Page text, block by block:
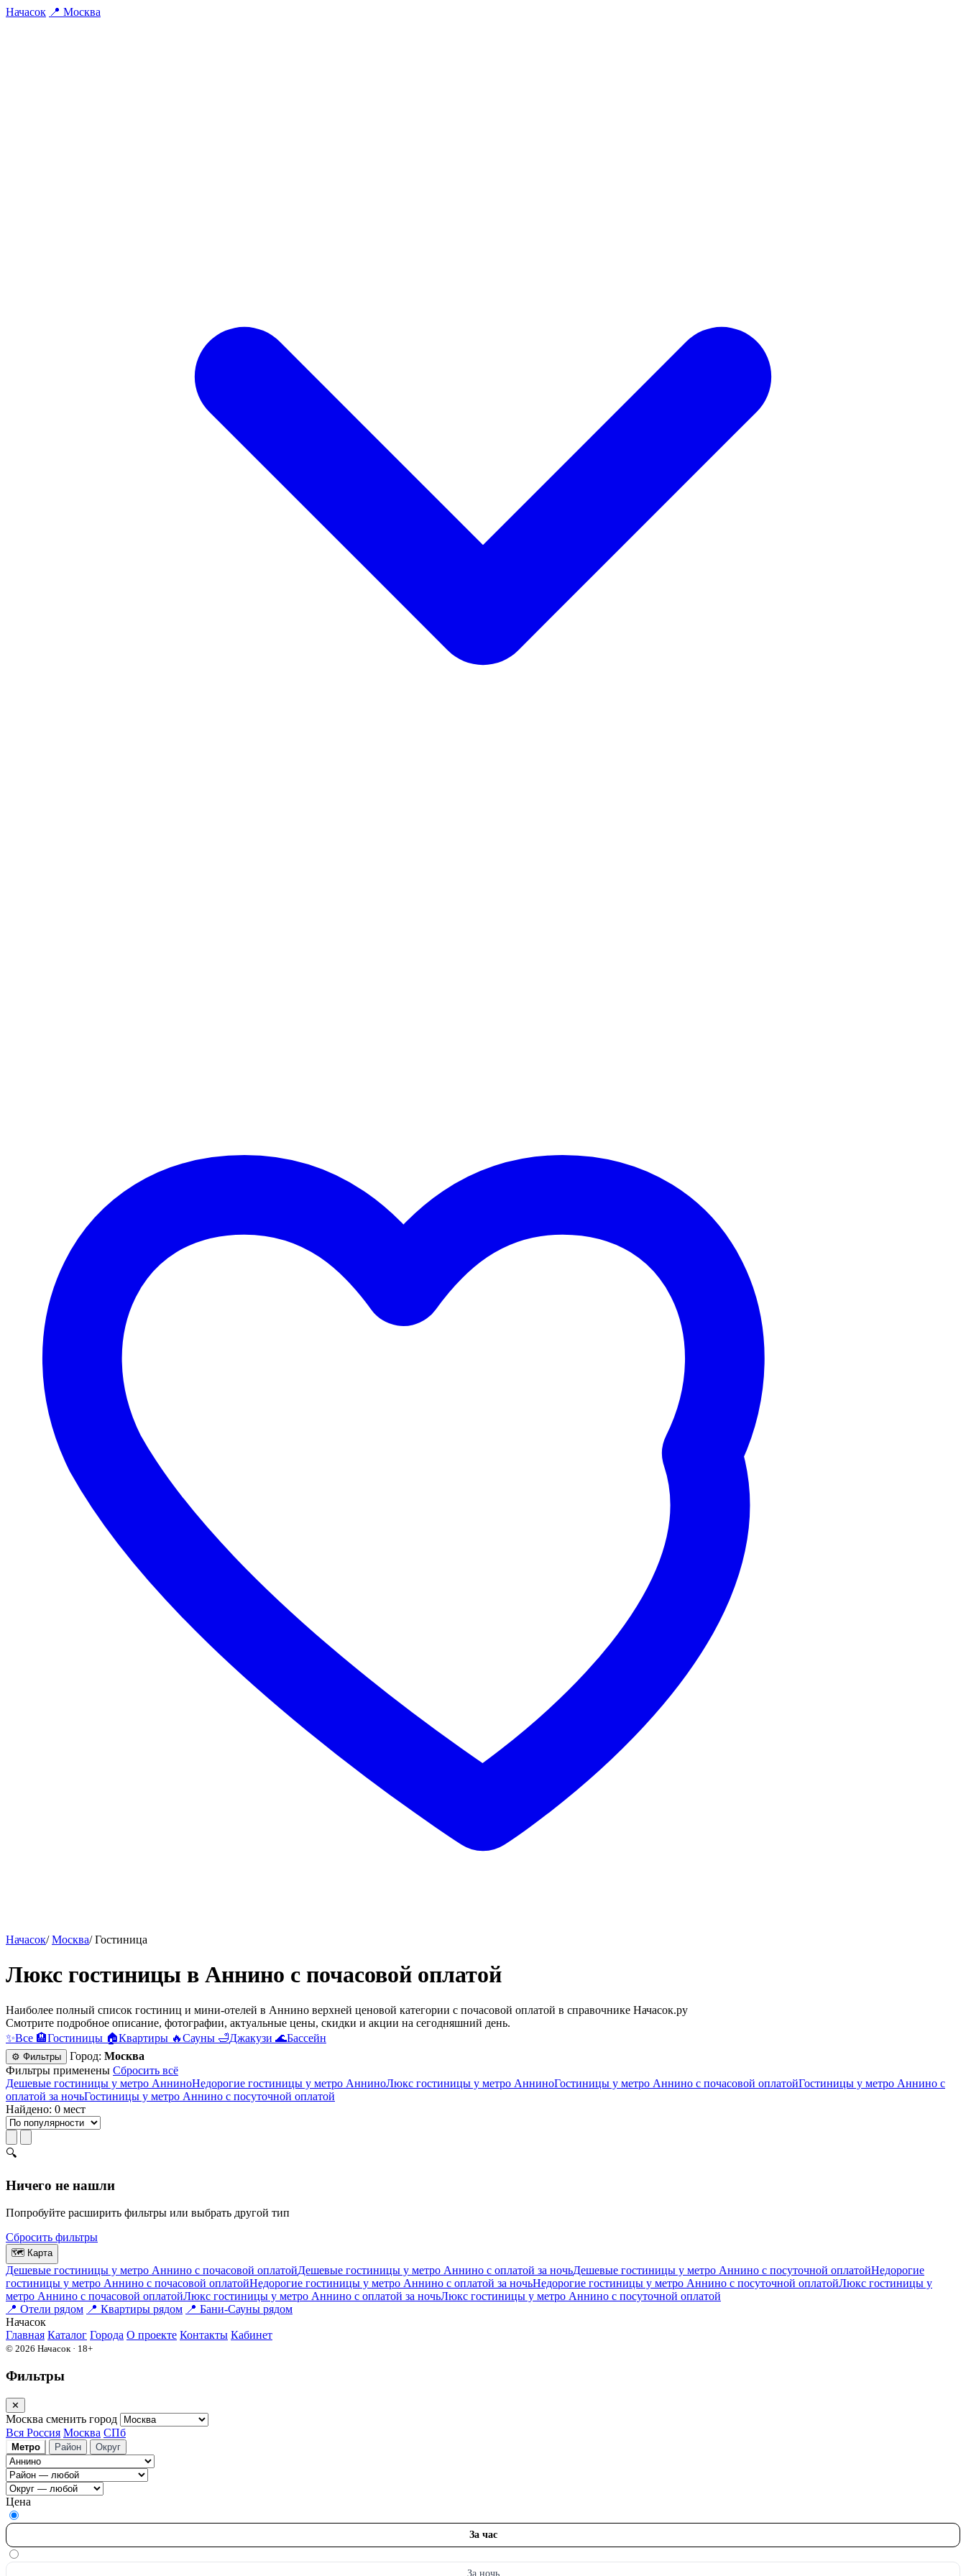
Начасок 📍 Москва
Начасок/ Москва/ Гостиница
Люкс гостиницы в Аннино c почасовой оплатой
Наиболее полный список гостиниц и мини-отелей в Аннино верхней ценовой категории c почасовой оплатой в справочнике Начасок.ру
Смотрите подробное описание, фотографии, актуальные цены, скидки и акции на сегодняшний день.
✨Все 🏨Гостиницы 🏠Квартиры 🔥Сауны 🛁Джакузи 🌊Бассейн
⚙ Фильтры Город: Москва
Фильтры применены Сбросить всё
Дешевые гостиницы у метро АнниноНедорогие гостиницы у метро АнниноЛюкс гостиницы у метро АнниноГостиницы у метро Аннино c почасовой оплатойГостиницы у метро Аннино с
оплатой за ночьГостиницы у метро Аннино c посуточной оплатой
Найдено: 0 мест
🔍
Ничего не нашли
Попробуйте расширить фильтры или выбрать другой тип
Сбросить фильтры
🗺 Карта
Дешевые гостиницы у метро Аннино c почасовой оплатойДешевые гостиницы у метро Аннино с оплатой за ночьДешевые гостиницы у метро Аннино c посуточной оплатойНедорогие
гостиницы у метро Аннино c почасовой оплатойНедорогие гостиницы у метро Аннино с оплатой за ночьНедорогие гостиницы у метро Аннино c посуточной оплатойЛюкс гостиницы у
метро Аннино c почасовой оплатойЛюкс гостиницы у метро Аннино с оплатой за ночьЛюкс гостиницы у метро Аннино c посуточной оплатой
📍 Отели рядом 📍 Квартиры рядом 📍 Бани-Сауны рядом
Начасок
Главная Каталог Города О проекте Контакты Кабинет
© 2026 Начасок · 18+
Фильтры
✕
Москва сменить город
Вся Россия Москва СПб
Метро Район Округ
Цена
За час
За ночь